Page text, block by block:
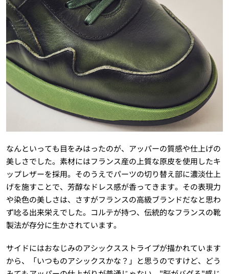
なんといっても目をみはったのが、アッパーの質感や仕上げの
美しさでした。素材にはフランス産の上質な原皮を使用したキ
ップレザーを採用。そのうえでパーツの切り替え部に濃淡仕上
げを施すことで、芳醇なドレス感が香ってきます。その表現力
や染色の美しさは、さすがフランスの高級ブランドだなと思わ
ず唸る出来栄えでした。コルテが持つ、伝統的なフランスの靴
製法が存分に生かされています。
サイドにはおなじみのアシックスストライプが描かれています
から、「いつものアシックスかな？」と思うのですけど、どう